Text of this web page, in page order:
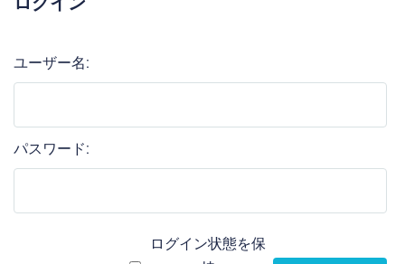
ユーザー名:
パスワード:
ログイン状態を保